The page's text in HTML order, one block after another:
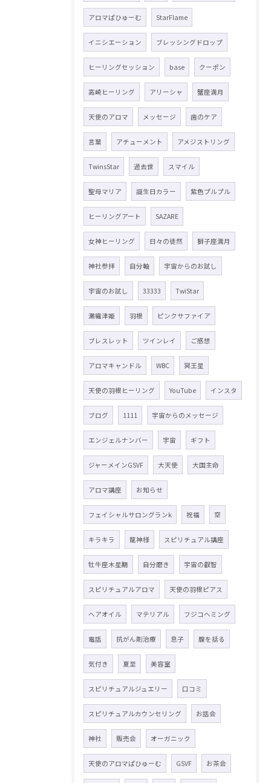
アロマぱひゅーむ StarFlame
イニシエーション ブレッシングドロップ
ヒーリングセッション base クーポン
高崎ヒーリング アリーシャ 蟹座満月
天使のアロマ メッセージ 歯のケア
言葉 アチューメント アメジストリング
TwinsStar 過去世 スマイル
聖母マリア 誕生日カラー 紫色プルプル
ヒーリングアート SAZARE
女神ヒーリング 日々の徒然 獅子座満月
神社参拝 自分軸 宇宙からのお試し
宇宙のお試し 33333 TwiStar
瀬織津姫 羽根 ピンクサファイア
ブレスレット ツインレイ ご感想
アロマキャンドル WBC 冥王星
天使の羽根ヒーリング YouTube インスタ
ブログ 1111 宇宙からのメッセージ
エンジェルナンバー 宇宙 ギフト
ジャーメインGSVF 大天使 大国主命
アロマ講座 お知らせ
フェイシャルサロングランk 祝福 空
キラキラ 龍神様 スピリチュアル講座
牡牛座木星期 自分磨き 宇宙の叡智
スピリチュアルアロマ 天使の羽根ピアス
ヘアオイル マテリアル フジコヘミング
電話 抗がん剤治療 息子 腹を括る
気付き 夏至 美容室
スピリチュアルジュエリー 口コミ
スピリチュアルカウンセリング お話会
神社 販売会 オーガニック
天使のアロマぱひゅーむ GSVF お茶会